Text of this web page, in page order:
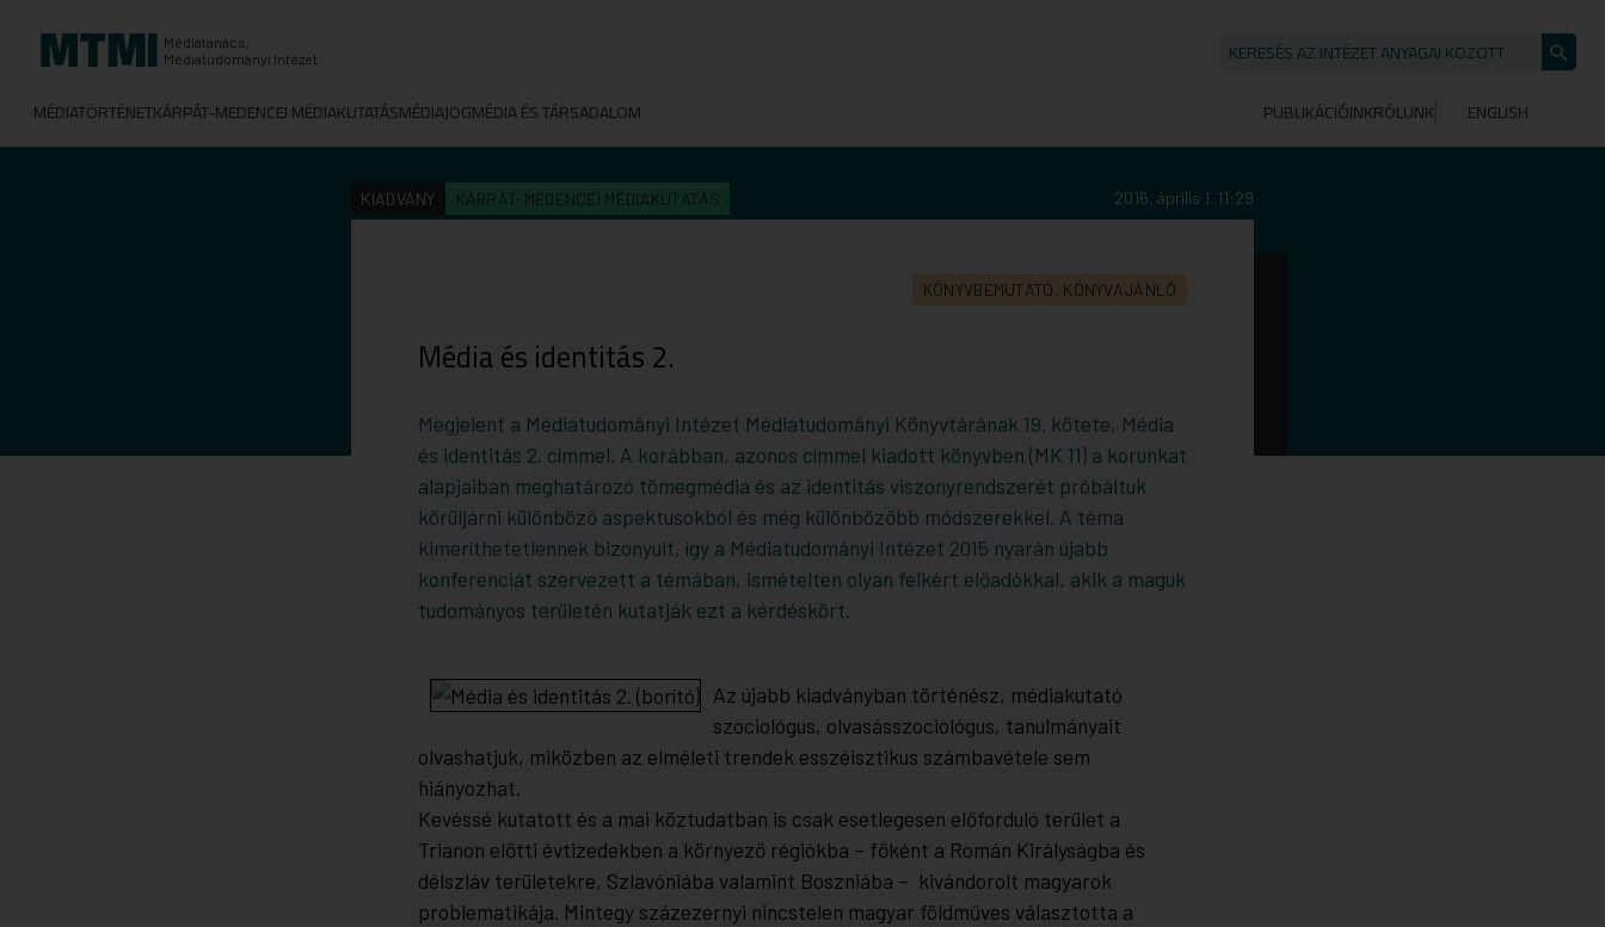
Médiatanács,
Médiatudományi Intézet
KERESÉS AZ INTÉZET ANYAGAI KÖZÖTT
indítása
MÉDIATÖRTÉNETKÁRPÁT-MEDENCEI MÉDIAKUTATÁSMÉDIAJOGMÉDIA ÉS TÁRSADALOM PUBLIKÁCIÓINKRÓLUNK ENGLISH
KIADVÁNY KÁRPÁT-MEDENCEI MÉDIAKUTATÁS 2016. április 1. 11:29
KÖNYVBEMUTATÓ, KÖNYVAJÁNLÓ
Média és identitás 2.
Megjelent a Médiatudományi Intézet Médiatudományi Könyvtárának 19. kötete, Média
és identitás 2. címmel. A korábban, azonos címmel kiadott könyvben (MK 11) a korunkat
alapjaiban meghatározó tömegmédia és az identitás viszonyrendszerét próbáltuk
körüljárni különböző aspektusokból és még különbözőbb módszerekkel. A téma
kimeríthetetlennek bizonyult, így a Médiatudományi Intézet 2015 nyarán újabb
konferenciát szervezett a témában, ismételten olyan felkért előadókkal, akik a maguk
tudományos területén kutatják ezt a kérdéskört.
Az újabb kiadványban történész, médiakutató
szociológus, olvasásszociológus, tanulmányait
olvashatjuk, miközben az elméleti trendek esszéisztikus számbavétele sem
hiányozhat.
Kevéssé kutatott és a mai köztudatban is csak esetlegesen előforduló terület a
Trianon előtti évtizedekben a környező régiókba – főként a Román Királyságba és
délszláv területekre, Szlavóniába valamint Boszniába – kivándorolt magyarok
problematikája. Mintegy százezernyi nincstelen magyar földműves választotta a